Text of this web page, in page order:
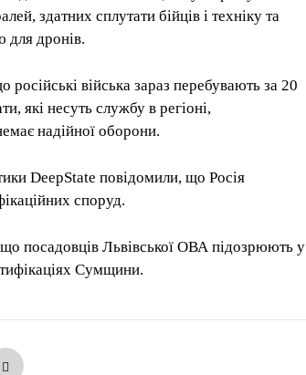
здатних сплутати бійців і техніку та
для дронів.
російські війська зараз перебувають за 20
які несуть службу в регіоні,
надійної оборони.
DeepState повідомили, що Росія
споруд.
посадовців Львівської ОВА підозрюють у
Сумщини.